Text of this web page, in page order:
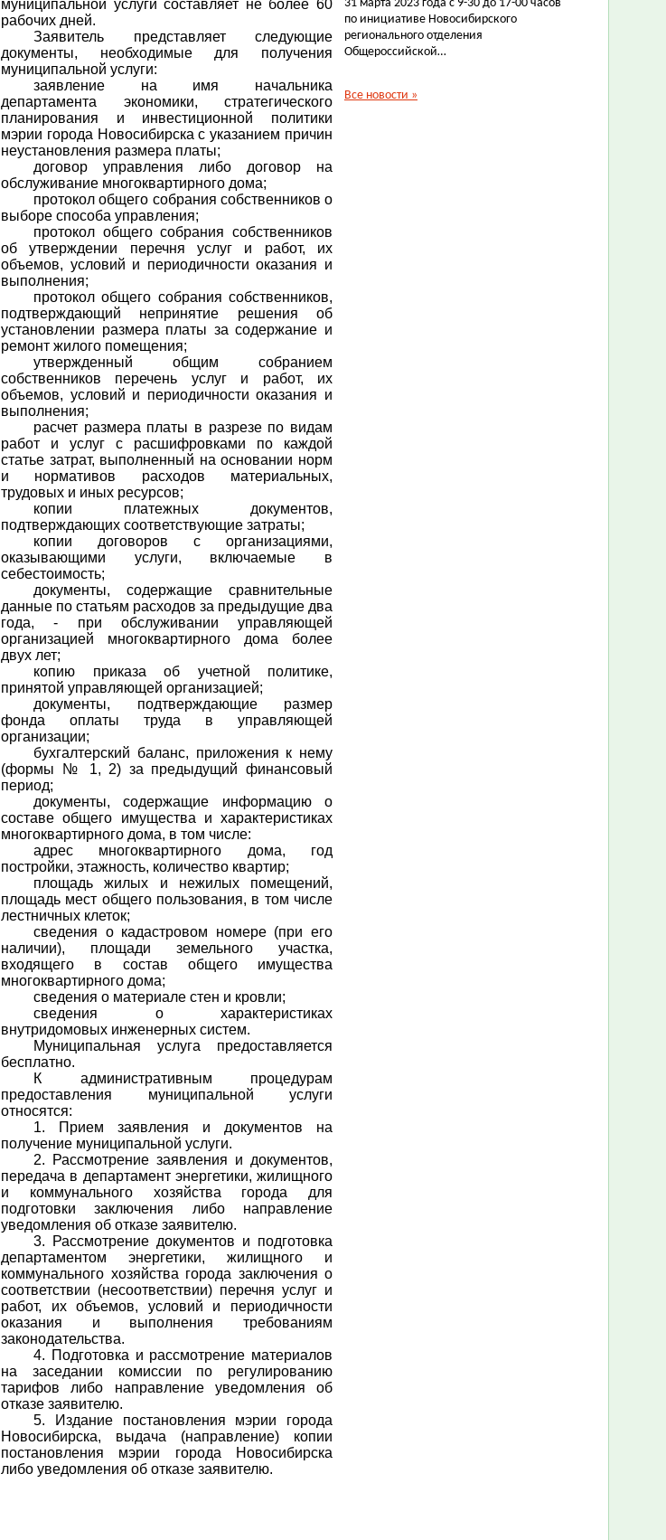
муниципальной услуги составляет не более 60
рабочих дней.
Заявитель представляет следующие
документы, необходимые для получения
муниципальной услуги:
заявление на имя начальника
департамента экономики, стратегического
планирования и инвестиционной политики
мэрии города Новосибирска с указанием причин
неустановления размера платы;
договор управления либо договор на
обслуживание многоквартирного дома;
протокол общего собрания собственников о
выборе способа управления;
протокол общего собрания собственников
об утверждении перечня услуг и работ, их
объемов, условий и периодичности оказания и
выполнения;
протокол общего собрания собственников,
подтверждающий непринятие решения об
установлении размера платы за содержание и
ремонт жилого помещения;
утвержденный общим собранием
собственников перечень услуг и работ, их
объемов, условий и периодичности оказания и
выполнения;
расчет размера платы в разрезе по видам
работ и услуг с расшифровками по каждой
статье затрат, выполненный на основании норм
и нормативов расходов материальных,
трудовых и иных ресурсов;
копии платежных документов,
подтверждающих соответствующие затраты;
копии договоров с организациями,
оказывающими услуги, включаемые в
себестоимость;
документы, содержащие сравнительные
данные по статьям расходов за предыдущие два
года, - при обслуживании управляющей
организацией многоквартирного дома более
двух лет;
копию приказа об учетной политике,
принятой управляющей организацией;
документы, подтверждающие размер
фонда оплаты труда в управляющей
организации;
бухгалтерский баланс, приложения к нему
(формы № 1, 2) за предыдущий финансовый
период;
документы, содержащие информацию о
составе общего имущества и характеристиках
многоквартирного дома, в том числе:
адрес многоквартирного дома, год
постройки, этажность, количество квартир;
площадь жилых и нежилых помещений,
площадь мест общего пользования, в том числе
лестничных клеток;
сведения о кадастровом номере (при его
наличии), площади земельного участка,
входящего в состав общего имущества
многоквартирного дома;
сведения о материале стен и кровли;
сведения о характеристиках
внутридомовых инженерных систем.
Муниципальная услуга предоставляется
бесплатно.
К административным процедурам
предоставления муниципальной услуги
относятся:
1. Прием заявления и документов на
получение муниципальной услуги.
2. Рассмотрение заявления и документов,
передача в департамент энергетики, жилищного
и коммунального хозяйства города для
подготовки заключения либо направление
уведомления об отказе заявителю.
3. Рассмотрение документов и подготовка
департаментом энергетики, жилищного и
коммунального хозяйства города заключения о
соответствии (несоответствии) перечня услуг и
работ, их объемов, условий и периодичности
оказания и выполнения требованиям
законодательства.
4. Подготовка и рассмотрение материалов
на заседании комиссии по регулированию
тарифов либо направление уведомления об
отказе заявителю.
5. Издание постановления мэрии города
Новосибирска, выдача (направление) копии
постановления мэрии города Новосибирска
либо уведомления об отказе заявителю.
31 марта 2023 года с 9-30 до 17-00 часов
по инициативе Новосибирского
регионального отделения
Общероссийской…
Все новости »